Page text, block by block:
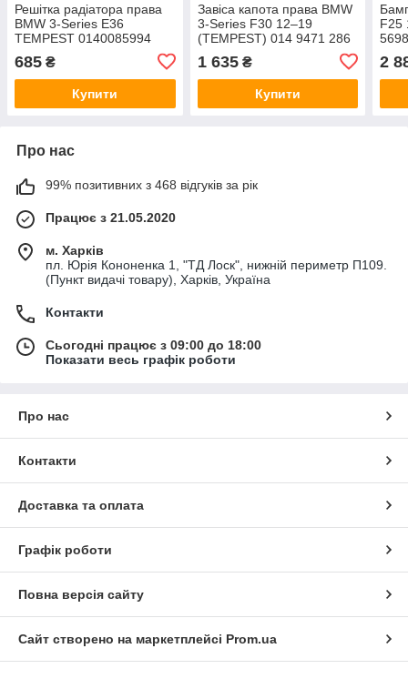
Решітка радіатора права
BMW 3-Series E36
TEMPEST 0140085994
685 ₴
Купити
Завіса капота права BMW
3-Series F30 12–19
(TEMPEST) 014 9471 286
1 635₴
Купити
F25
2
Про нас
99% позитивних з 468 відгуків за рік
Працює з 21.05.2020
м. Харків
пл. Юрія Кононенка 1, "ТД Лоск", нижній периметр П109.
(Пункт видачі товару), Харків, Україна
Контакти
Сьогодні працює з 09:00 до 18:00
Показати весь графік роботи
Про нас
Контакти
Доставка та оплата
Графік роботи
Повна версія сайту
Сайт створено на маркетплейсі Prom.ua